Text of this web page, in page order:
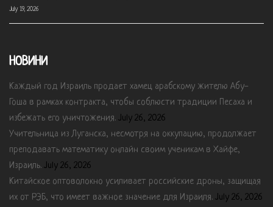
July 19, 2026
НОВИНИ
Каждый год Израиль продает хамец арабскому жителю Абу-
Гоша в рамках контракта, чтобы соблюсти традиции Песаха и
избежать его уничтожения. July 26, 2026
Учительница из Луганска, несмотря на оккупацию, продолжает
преподавать математику онлайн своим ученикам в Хайфе,
Израиль. July 26, 2026
Китайское оптоволокно усиливает российские дроны, защищая
их от РЭБ, что имеет важное значение для Израиля. July 26, 2026